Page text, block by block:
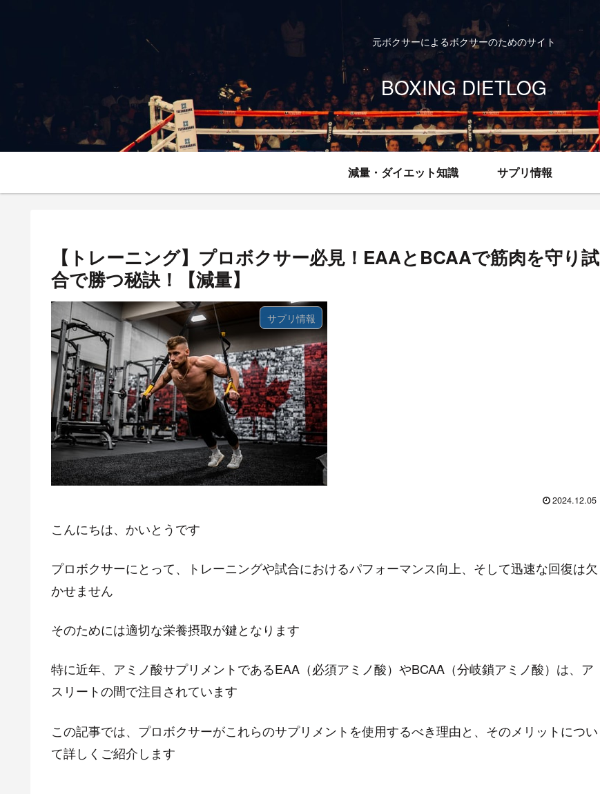
元ボクサーによるボクサーのためのサイト
BOXING DIETLOG
減量・ダイエット知識 サプリ情報
【トレーニング】プロボクサー必見！EAAとBCAAで筋肉を守り試
合で勝つ秘訣！【減量】
サプリ情報
2024.12.05
こんにちは、かいとうです
プロボクサーにとって、トレーニングや試合におけるパフォーマンス向上、そして迅速な回復は欠
かせません
そのためには適切な栄養摂取が鍵となります
特に近年、アミノ酸サプリメントであるEAA（必須アミノ酸）やBCAA（分岐鎖アミノ酸）は、ア
スリートの間で注目されています
この記事では、プロボクサーがこれらのサプリメントを使用するべき理由と、そのメリットについ
て詳しくご紹介します